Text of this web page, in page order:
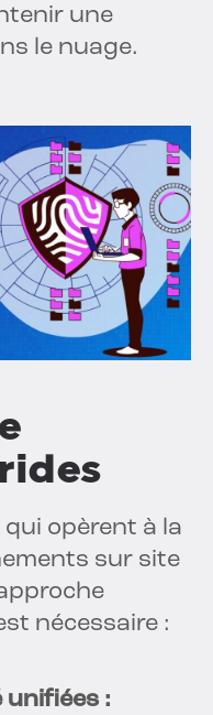
une
le nuage.
opèrent à la
sur site
nécessaire :
unifiées :